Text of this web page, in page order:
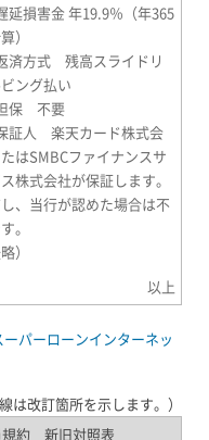
延損害金 年19.9％（年365
）
済方式 残高スライドリ
ング払い
保 不要
証人 楽天カード株式会
はSMBCファイナンスサ
株式会社が保証します。
、当行が認めた場合は不
。
）
以上
パーローンインターネッ
線は改訂箇所を示します。）
規約 新旧対照表